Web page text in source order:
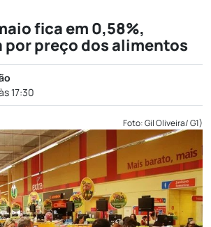
fica em 0,58%,
preço dos alimentos
17:30
Foto: Gil Oliveira/ G1)